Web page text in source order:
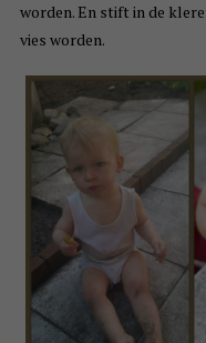
worden. En stift in de
vies worden.